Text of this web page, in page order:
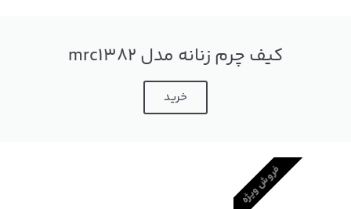
کیف چرم زنانه مدل mrc1382
خرید
فروش ویژه